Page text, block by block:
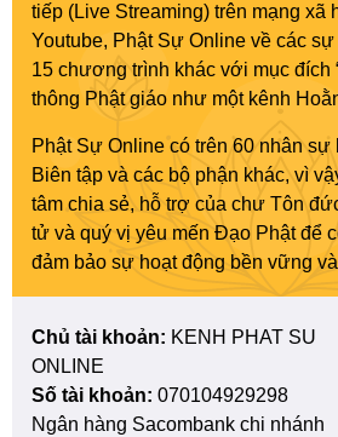
tiếp (Live Streaming) trên mạng xã
Youtube, Phật Sự Online về các
15 chương trình khác với mục đích
thông Phật giáo như một kênh
Phật Sự Online có trên 60 nhân sự
Biên tập và các bộ phận khác, vì
tâm chia sẻ, hỗ trợ của chư Tôn
tử và quý vị yêu mến Đạo Phật để
đảm bảo sự hoạt động bền vững
Chủ tài khoản: KENH PHAT SU
ONLINE
Số tài khoản: 070104929298
Ngân hàng Sacombank chi nhánh